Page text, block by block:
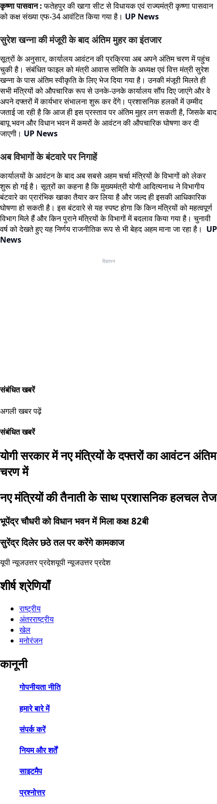
कृष्णा पासवान :फतेहपुर की खागा सीट से विधायक एवं राज्यमंत्री कृष्णा पासवान
को कक्ष संख्या एफ-34 आवंटित किया गया है। UP News
सुरेश खन्ना की मंजूरी के बाद अंतिम मुहर का इंतजार
सूत्रों के अनुसार, कार्यालय आवंटन की प्रक्रिया अब अपने अंतिम चरण में पहुंच
चुकी है। संबंधित फाइल को मंत्री आवास समिति के अध्यक्ष एवं वित्त मंत्री सुरेश
खन्ना के पास अंतिम स्वीकृति के लिए भेज दिया गया है। उनकी मंजूरी मिलते ही
सभी मंत्रियों को औपचारिक रूप से उनके-उनके कार्यालय सौंप दिए जाएंगे और वे
अपने दफ्तरों में कार्यभार संभालना शुरू कर देंगे। प्रशासनिक हलकों में उम्मीद
जताई जा रही है कि आज ही इस प्रस्ताव पर अंतिम मुहर लग सकती है, जिसके बाद
बापू भवन और विधान भवन में कमरों के आवंटन की औपचारिक घोषणा कर दी
जाएगी। UP News
अब विभागों के बंटवारे पर निगाहें
कार्यालयों के आवंटन के बाद अब सबसे अहम चर्चा मंत्रियों के विभागों को लेकर
शुरू हो गई है। सूत्रों का कहना है कि मुख्यमंत्री योगी आदित्यनाथ ने विभागीय
बंटवारे का प्रारंभिक खाका तैयार कर लिया है और जल्द ही इसकी आधिकारिक
घोषणा हो सकती है। इस बंटवारे से यह स्पष्ट होगा कि किन मंत्रियों को महत्वपूर्ण
विभाग मिले हैं और किन पुराने मंत्रियों के विभागों में बदलाव किया गया है। चुनावी
वर्ष को देखते हुए यह निर्णय राजनीतिक रूप से भी बेहद अहम माना जा रहा है। UP
News
विज्ञापन
संबंधित खबरें
अगली खबर पढ़ें
संबंधित खबरें
योगी सरकार में नए मंत्रियों के दफ्तरों का आवंटन अंतिम
चरण में
नए मंत्रियों की तैनाती के साथ प्रशासनिक हलचल तेज
भूपेंद्र चौधरी को विधान भवन में मिला कक्ष 82बी
सुरेंद्र दिलेर छठे तल पर करेंगे कामकाज
यूपी न्यूजउत्तर प्रदेशयूपी न्यूजउत्तर प्रदेश
शीर्ष श्रेणियाँ
राष्ट्रीय
अंतरराष्ट्रीय
खेल
मनोरंजन
कानूनी
गोपनीयता नीति
हमारे बारे में
संपर्क करें
नियम और शर्तें
साइटमैप
प्रश्नोत्तर